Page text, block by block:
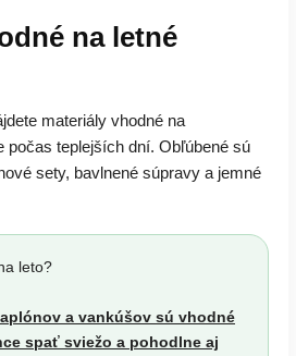
na letné
materiály vhodné na
počas teplejších dní. Obľúbené sú
sety, bavlnené súpravy a jemné
leto?
a vankúšov sú vhodné
spať sviežo a pohodlne aj